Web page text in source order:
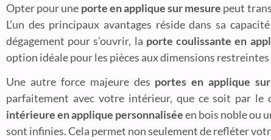
Opter pour une porte en applique sur mesure peut
L’un des principaux avantages réside dans sa
dégagement pour s’ouvrir, la porte coulissante en
option idéale pour les pièces aux dimensions
Une autre force majeure des portes en applique
parfaitement avec votre intérieur, que ce soit par le
intérieure en applique personnaliséeen bois noble ou
sont infinies. Cela permet non seulement de refléter